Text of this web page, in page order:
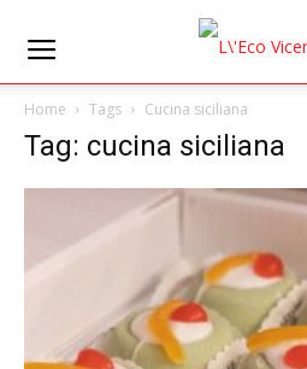
Home Tags Cucina siciliana
Tag: cucina siciliana